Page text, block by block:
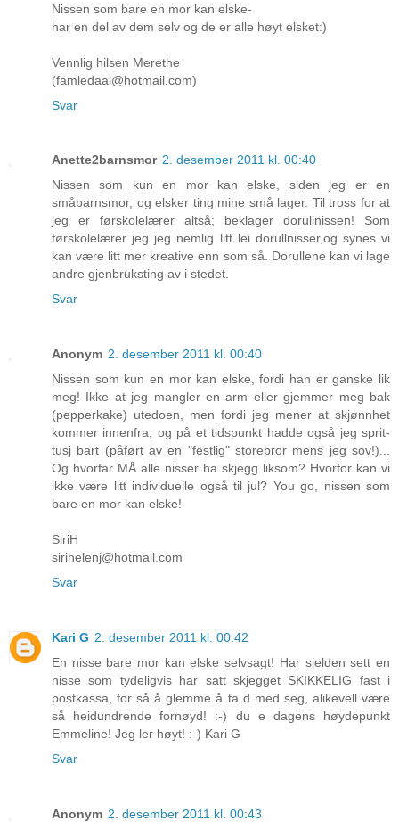
Nissen som bare en mor kan elske-
har en del av dem selv og de er alle høyt elsket:)
Vennlig hilsen Merethe
(famledaal@hotmail.com)
Svar
Anette2barnsmor 2. desember 2011 kl. 00:40
Nissen som kun en mor kan elske, siden jeg er en
småbarnsmor, og elsker ting mine små lager. Til tross for at
jeg er førskolelærer altså; beklager dorullnissen! Som
førskolelærer jeg jeg nemlig litt lei dorullnisser,og synes vi
kan være litt mer kreative enn som så. Dorullene kan vi lage
andre gjenbruksting av i stedet.
Svar
Anonym 2. desember 2011 kl. 00:40
Nissen som kun en mor kan elske, fordi han er ganske lik
meg! Ikke at jeg mangler en arm eller gjemmer meg bak
(pepperkake) utedoen, men fordi jeg mener at skjønnhet
kommer innenfra, og på et tidspunkt hadde også jeg sprit-
tusj bart (påført av en "festlig" storebror mens jeg sov!)...
Og hvorfar MÅ alle nisser ha skjegg liksom? Hvorfor kan vi
ikke være litt individuelle også til jul? You go, nissen som
bare en mor kan elske!
SiriH
sirihelenj@hotmail.com
Svar
Kari G 2. desember 2011 kl. 00:42
En nisse bare mor kan elske selvsagt! Har sjelden sett en
nisse som tydeligvis har satt skjegget SKIKKELIG fast i
postkassa, for så å glemme å ta d med seg, alikevell være
så heidundrende fornøyd! :-) du e dagens høydepunkt
Emmeline! Jeg ler høyt! :-) Kari G
Svar
Anonym 2. desember 2011 kl. 00:43